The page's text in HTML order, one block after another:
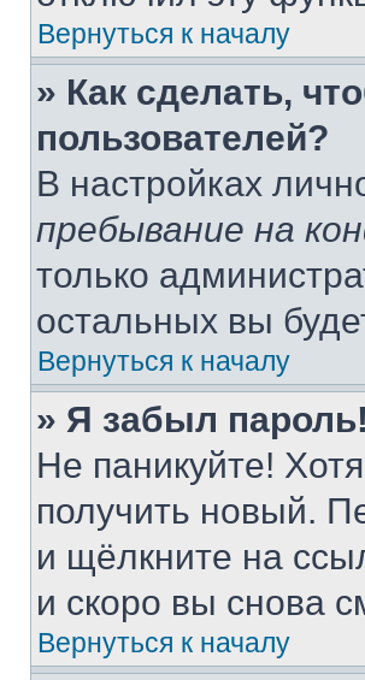
Вернуться к началу
» Как сделать,
пользователей?
В настройках
пребывание на
только
остальных вы
Вернуться к началу
» Я забыл пароль!
Не паникуйте!
получить новый.
и щёлкните на
и скоро вы снова
Вернуться к началу